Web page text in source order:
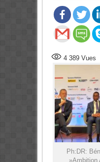
4 389Vues
Ph:DR:
»Ambition